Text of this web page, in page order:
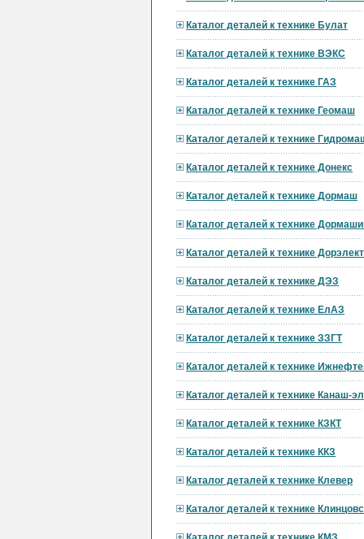
Каталог деталей к технике Булат
Каталог деталей к технике ВЭКС
Каталог деталей к технике ГАЗ
Каталог деталей к технике Геомаш
Каталог деталей к технике
Каталог деталей к технике Донекс
Каталог деталей к технике Дормаш
Каталог деталей к технике
Каталог деталей к технике
Каталог деталей к технике ДЭЗ
Каталог деталей к технике ЕлАЗ
Каталог деталей к технике ЗЗГТ
Каталог деталей к технике
Каталог деталей к технике Канаш-
Каталог деталей к технике КЗКТ
Каталог деталей к технике ККЗ
Каталог деталей к технике Клевер
Каталог деталей к технике